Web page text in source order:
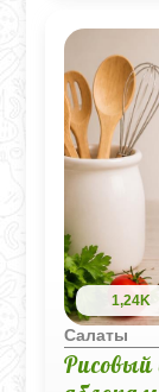
1,24K
Салаты